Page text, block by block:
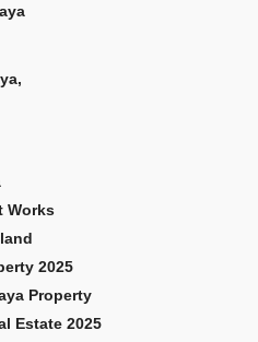
Works
2025
Property
Estate 2025